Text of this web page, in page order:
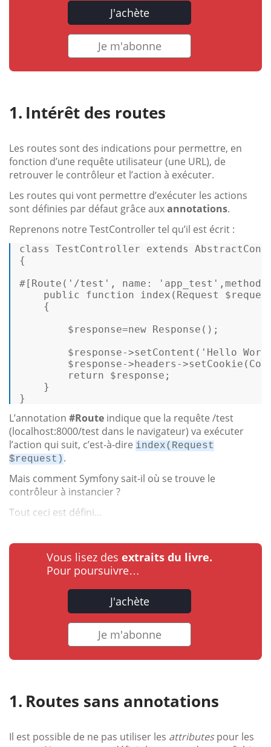
J'achète
Je m'abonne
Intérêt des routes
Les routes sont des indications pour permettre, en
fonction d’une requête utilisateur (une URL), de
retrouver le contrôleur et l’action à exécuter.
Les routes qui vont permettre d’exécuter les actions
sont définies par défaut grâce auxannotations.
Reprenons notre TestController tel qu’il est écrit :
class TestController extends
{
#[Route ( '/test' , name : 'app_test' , methods
public
function index ( Request
{
$response=new Response ();
$response->setContent ( 'Hello
$response->headers->setCookie (
return
$response ;
}
}
L’annotation #Route indique que la requête /test
(localhost:8000/test dans le navigateur) va exécuter
l’action qui suit, c’est-à-dire index(Request
$request) .
Mais comment Symfony sait-il où se trouve le
contrôleur à instancier ?
Tout ceci est défini...
Vous lisez des extraits du livre.
Pour poursuivre…
J'achète
Je m'abonne
Routes sans annotations
Il est possible de ne pas utiliser les attributespour les